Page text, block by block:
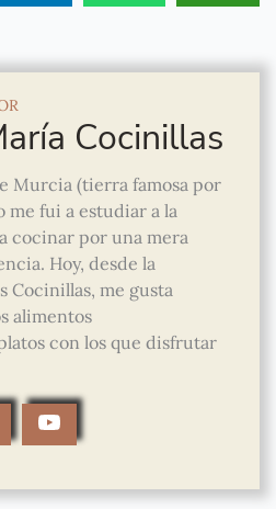
Cocinillas
Murcia (tierra famosa por
me fui a estudiar a la
cocinar por una mera
Hoy, desde la
Cocinillas, me gusta
alimentos
con los que disfrutar